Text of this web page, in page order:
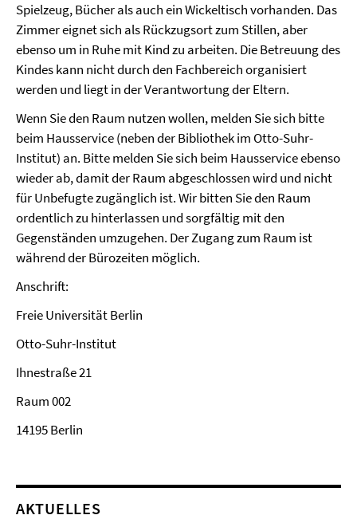
Spielzeug, Bücher als auch ein Wickeltisch vorhanden. Das
Zimmer eignet sich als Rückzugsort zum Stillen, aber
ebenso um in Ruhe mit Kind zu arbeiten. Die Betreuung des
Kindes kann nicht durch den Fachbereich organisiert
werden und liegt in der Verantwortung der Eltern.
Wenn Sie den Raum nutzen wollen, melden Sie sich bitte
beim Hausservice (neben der Bibliothek im Otto-Suhr-
Institut) an. Bitte melden Sie sich beim Hausservice ebenso
wieder ab, damit der Raum abgeschlossen wird und nicht
für Unbefugte zugänglich ist. Wir bitten Sie den Raum
ordentlich zu hinterlassen und sorgfältig mit den
Gegenständen umzugehen. Der Zugang zum Raum ist
während der Bürozeiten möglich.
Anschrift:
Freie Universität Berlin
Otto-Suhr-Institut
Ihnestraße 21
Raum 002
14195 Berlin
AKTUELLES